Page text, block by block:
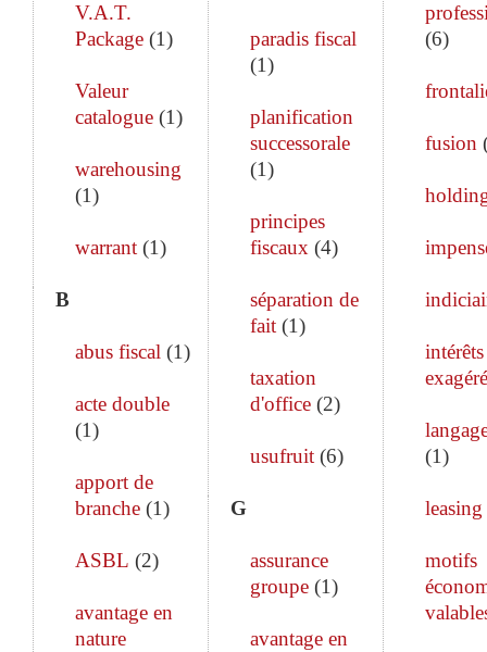
V.A.T.
Package (1)
Valeur
catalogue (1)
warehousing
(1)
warrant (1)
B
abus fiscal (1)
acte double
(1)
apport de
branche (1)
ASBL (2)
avantage en
nature
paradis fiscal
(1)
planification
successorale
(1)
principes
fiscaux (4)
séparation de
fait(1)
taxation
d'office(2)
usufruit(6)
G
assurance
groupe(1)
avantage en
(6)
fusion
intérêts
(1)
leasing
motifs